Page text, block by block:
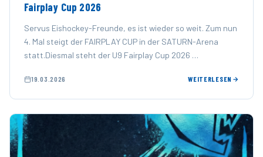
Fairplay Cup 2026
Servus Eishockey-Freunde, es ist wieder so weit. Zum nun
4. Mal steigt der FAIRPLAY CUP in der SATURN-Arena
statt.Diesmal steht der U9 Fairplay Cup 2026 …
19.03.2026 WEITERLESEN